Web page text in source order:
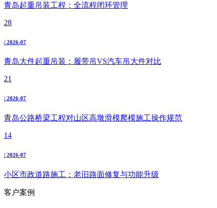
青岛起重吊装工程：全流程闭环管理
28
/ 2026-07
青岛大件起重吊装：履带吊VS汽车吊大件对比
21
/ 2026-07
青岛公路桥梁工程对山区高墩滑模爬模施工操作规范
14
/ 2026-07
小区市政道路施工：老旧路面修复与功能升级
客户案例